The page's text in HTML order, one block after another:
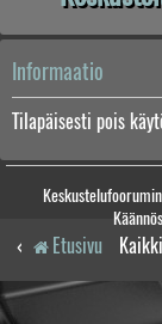
Informaatio
Tilapäisesti pois
Etusivu